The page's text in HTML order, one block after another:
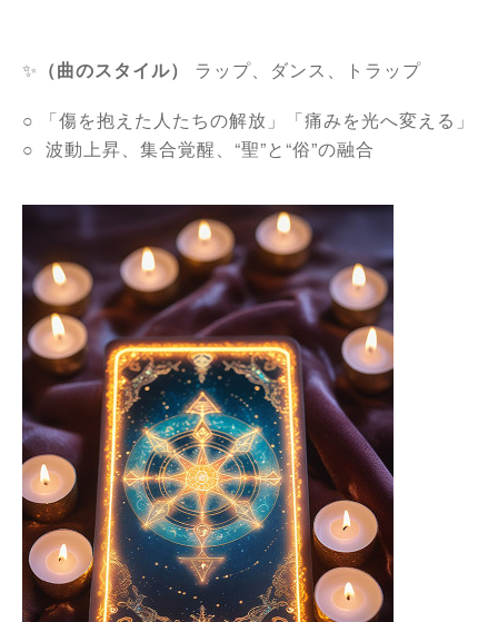
✨ （曲のスタイル） ラップ、ダンス、トラップ
○
「傷を抱えた人たちの解放」「痛みを光へ変える」
○ 波動上昇、集合覚醒、“聖”と“俗”の融合